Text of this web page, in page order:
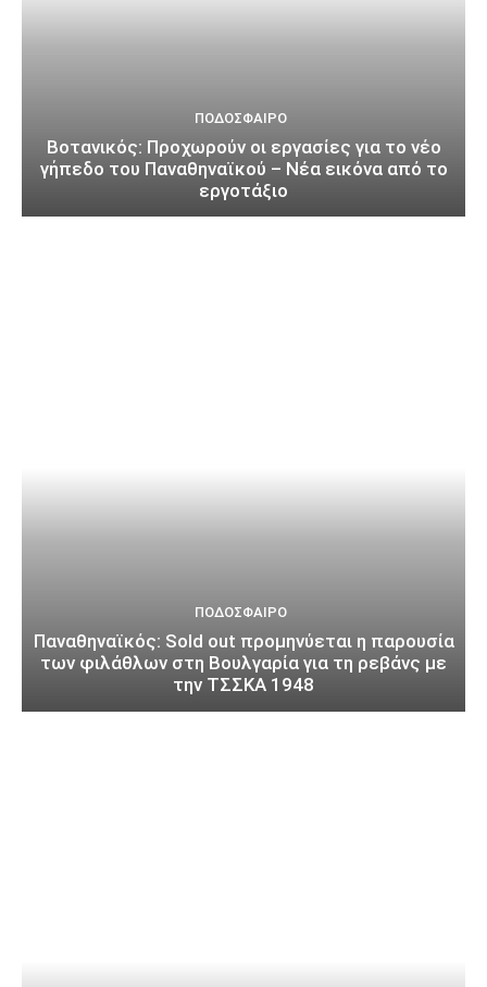
ΠΟΔΌΣΦΑΙΡΟ
Βοτανικός: Προχωρούν οι εργασίες για το νέο
γήπεδο του Παναθηναϊκού – Νέα εικόνα από το
εργοτάξιο
ΠΟΔΌΣΦΑΙΡΟ
Παναθηναϊκός: Sold out προμηνύεται η παρουσία
των φιλάθλων στη Βουλγαρία για τη ρεβάνς με
την ΤΣΣΚΑ 1948